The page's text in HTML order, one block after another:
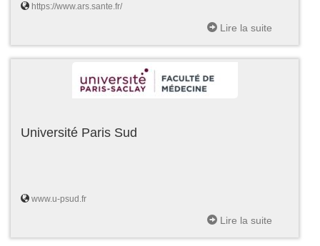
https://www.ars.sante.fr/
Lire la suite
Université Paris Sud
www.u-psud.fr
Lire la suite